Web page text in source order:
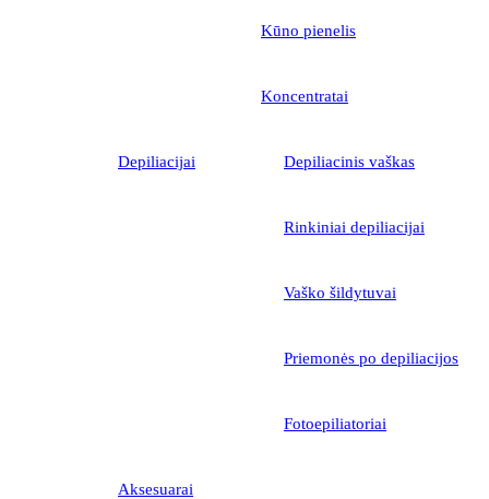
Kūno pienelis
Koncentratai
Depiliacijai Depiliacinis vaškas
Rinkiniai depiliacijai
Vaško šildytuvai
Priemonės po depiliacijos
Fotoepiliatoriai
Aksesuarai